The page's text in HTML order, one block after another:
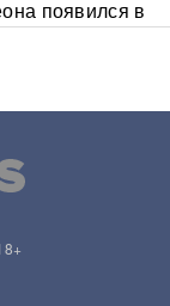
появился в
Сети